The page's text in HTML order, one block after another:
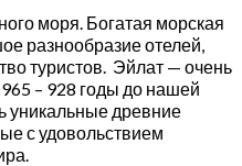
моря. Богатая морская
разнообразие отелей,
туристов. Эйлат — очень
– 928 годы до нашей
уникальные древние
с удовольствием